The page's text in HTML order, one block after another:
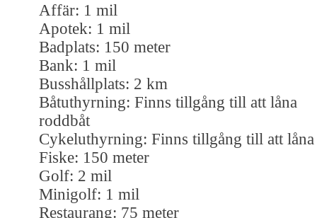
Affär: 1 mil
Apotek: 1 mil
Badplats: 150 meter
Bank: 1 mil
Busshållplats: 2 km
Båtuthyrning: Finns tillgång till att låna
roddbåt
Cykeluthyrning: Finns tillgång till att låna
Fiske: 150 meter
Golf: 2 mil
Minigolf: 1 mil
Restaurang: 75 meter